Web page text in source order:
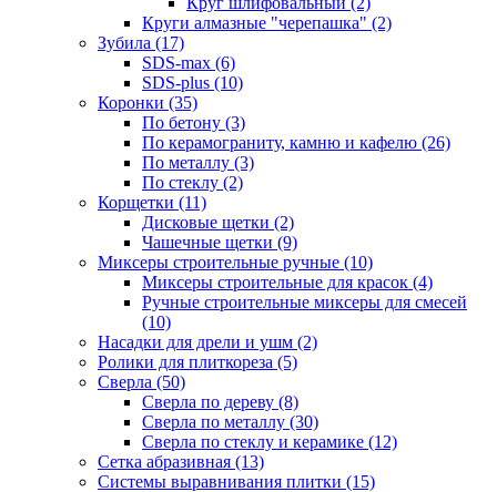
Круги алмазные "черепашка" (2)
Зубила (17)
SDS-max (6)
SDS-plus (10)
Коронки (35)
По бетону (3)
По керамограниту, камню и кафелю (26)
По металлу (3)
По стеклу (2)
Корщетки (11)
Дисковые щетки (2)
Чашечные щетки (9)
Миксеры строительные ручные (10)
Миксеры строительные для красок (4)
Ручные строительные миксеры для смесей
(10)
Насадки для дрели и ушм (2)
Ролики для плиткореза (5)
Сверла (50)
Сверла по дереву (8)
Сверла по металлу (30)
Сверла по стеклу и керамике (12)
Сетка абразивная (13)
Системы выравнивания плитки (15)